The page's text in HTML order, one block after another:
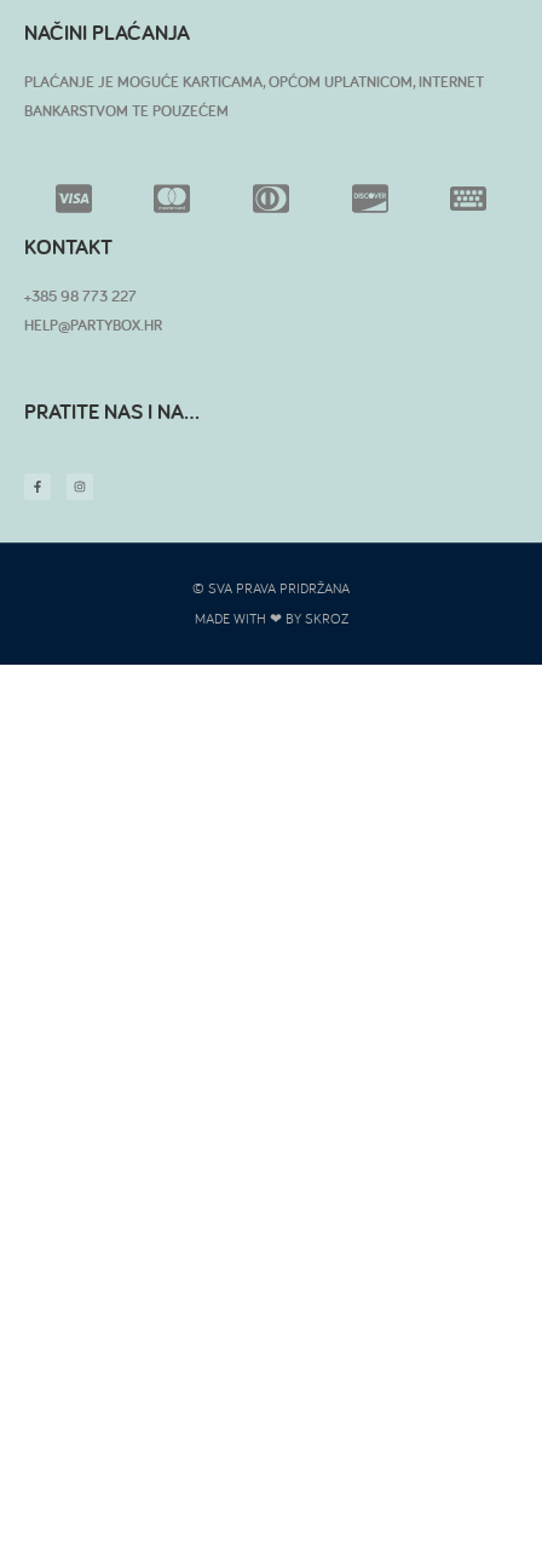
NAČINI PLAĆANJA
PLAĆANJE JE MOGUĆE KARTICAMA, OPĆOM UPLATNICOM, INTERNET
BANKARSTVOM TE POUZEĆEM
KONTAKT
+385 98 773 227
HELP@PARTYBOX.HR
PRATITE NAS I NA...
© SVA PRAVA PRIDRŽANA
MADE WITH ❤ BY SKROZ